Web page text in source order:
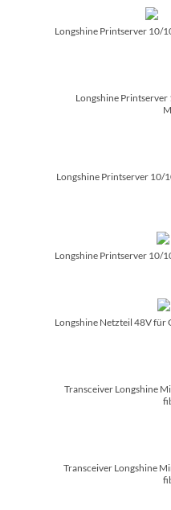
Longshine Printserver 10/­
Longshine
Longshine Printserver 10/­
Longshine Printserver 10/­
Longshine Netzteil 48V für
Transceiver Longshine
Transceiver Longshine